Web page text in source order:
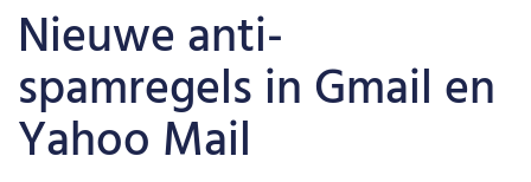
Nieuwe anti-
spamregels in Gmail en
Yahoo Mail